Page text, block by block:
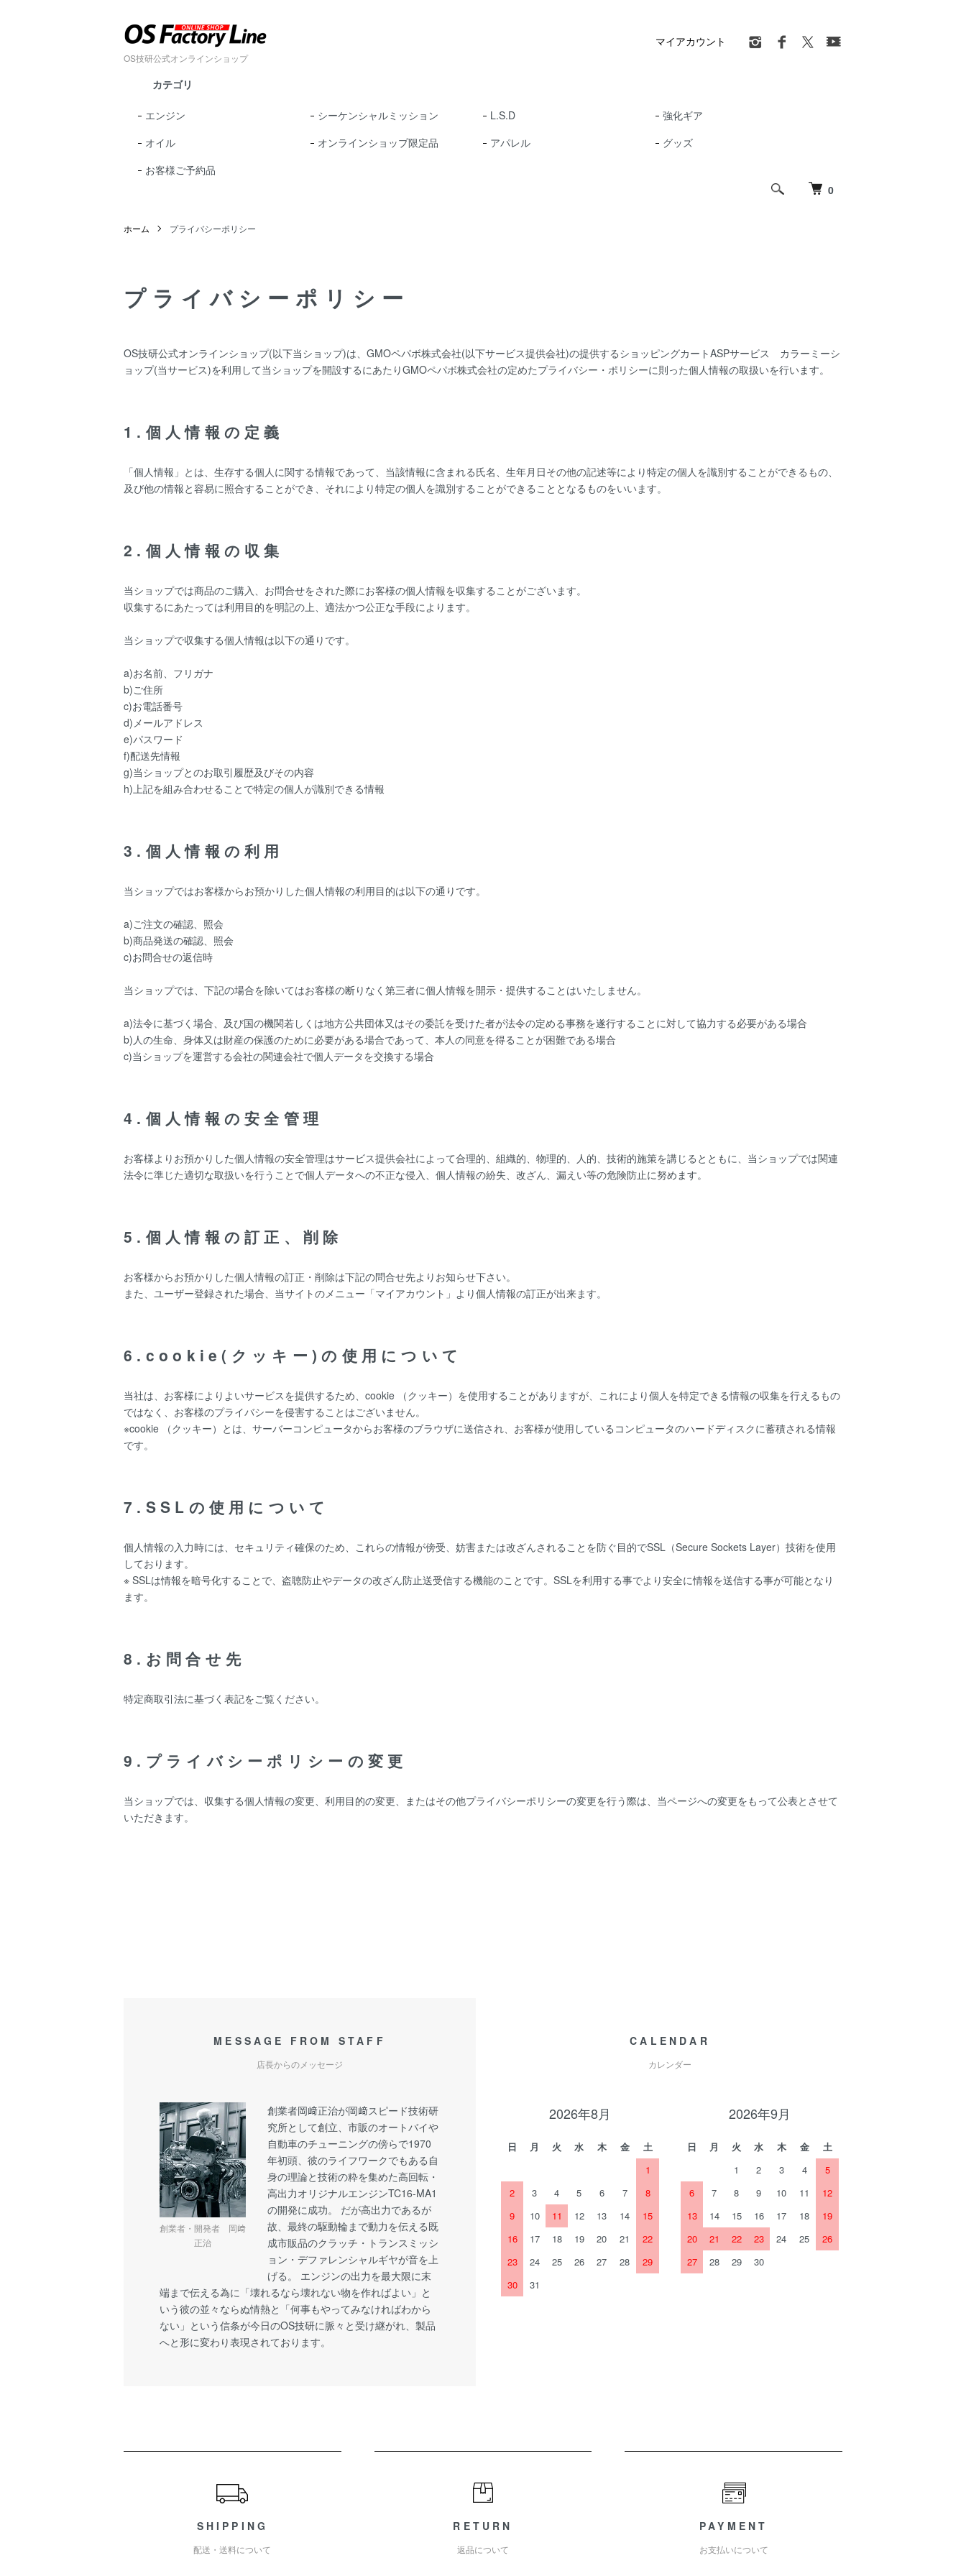
OS技研公式オンラインショップ
0
カテゴリ
エンジン シーケンシャルミッション L.S.D
強化ギア
オイル
オンラインショップ限定品 アパレル
グッズ
お客様ご予約品
マイアカウント
ホーム プライバシーポリシー
プライバシーポリシー
OS技研公式オンラインショップ(以下当ショップ)は、 GMOペパボ株式会社(以下サービス提供会社)の提供するショッピングカートASPサービス カラーミーシ
ョップ(当サービス)を利用して当ショップを開設するにあたりGMOペパボ株式会社の定めたプライバシー・ポリシーに則った個人情報の取扱いを行います。
1.個人情報の定義
「個人情報」とは、生存する個人に関する情報であって、当該情報に含まれる氏名、生年月日その他の記述等により特定の個人を識別することができるもの、
及び他の情報と容易に照合することができ、それにより特定の個人を識別することができることとなるものをいいます。
2.個人情報の収集
当ショップでは商品のご購入、お問合せをされた際にお客様の個人情報を収集することがございます。
収集するにあたっては利用目的を明記の上、適法かつ公正な手段によります。
当ショップで収集する個人情報は以下の通りです。
a)お名前、フリガナ
b)ご住所
c)お電話番号
d)メールアドレス
e)パスワード
f)配送先情報
g)当ショップとのお取引履歴及びその内容
h)上記を組み合わせることで特定の個人が識別できる情報
3.個人情報の利用
当ショップではお客様からお預かりした個人情報の利用目的は以下の通りです。
a)ご注文の確認、照会
b)商品発送の確認、照会
c)お問合せの返信時
当ショップでは、下記の場合を除いてはお客様の断りなく第三者に個人情報を開示・提供することはいたしません。
a)法令に基づく場合、及び国の機関若しくは地方公共団体又はその委託を受けた者が法令の定める事務を遂行することに対して協力する必要がある場合
b)人の生命、身体又は財産の保護のために必要がある場合であって、本人の同意を得ることが困難である場合
c)当ショップを運営する会社の関連会社で個人データを交換する場合
4.個人情報の安全管理
お客様よりお預かりした個人情報の安全管理はサービス提供会社によって合理的、組織的、物理的、人的、技術的施策を講じるとともに、当ショップでは関連
法令に準じた適切な取扱いを行うことで個人データへの不正な侵入、個人情報の紛失、改ざん、漏えい等の危険防止に努めます。
5.個人情報の訂正、削除
お客様からお預かりした個人情報の訂正・削除は下記の問合せ先よりお知らせ下さい。
また、ユーザー登録された場合、当サイトのメニュー「マイアカウント」より個人情報の訂正が出来ます。
6.cookie(クッキー)の使用について
当社は、お客様によりよいサービスを提供するため、cookie （クッキー）を使用することがありますが、これにより個人を特定できる情報の収集を行えるもの
ではなく、お客様のプライバシーを侵害することはございません。
※cookie （クッキー）とは、サーバーコンピュータからお客様のブラウザに送信され、お客様が使用しているコンピュータのハードディスクに蓄積される情報
です。
7.SSLの使用について
個人情報の入力時には、セキュリティ確保のため、これらの情報が傍受、妨害または改ざんされることを防ぐ目的でSSL（Secure Sockets Layer）技術を使用
しております。
※ SSLは情報を暗号化することで、盗聴防止やデータの改ざん防止送受信する機能のことです。SSLを利用する事でより安全に情報を送信する事が可能となり
ます。
8.お問合せ先
特定商取引法に基づく表記をご覧ください。
9.プライバシーポリシーの変更
当ショップでは、収集する個人情報の変更、利用目的の変更、またはその他プライバシーポリシーの変更を行う際は、当ページへの変更をもって公表とさせて
いただきます。
MESSAGE FROM STAFF
店長からのメッセージ
創業者・開発者 岡﨑
正治
創業者岡﨑正治が岡﨑スピード技術研
究所として創立、市販のオートバイや
自動車のチューニングの傍らで1970
年初頭、彼のライフワークでもある自
身の理論と技術の粋を集めた高回転・
高出力オリジナルエンジンTC16-MA1
の開発に成功。 だが高出力であるが
故、最終の駆動輪まで動力を伝える既
成市販品のクラッチ・トランスミッシ
ョン・デファレンシャルギヤが音を上
げる。 エンジンの出力を最大限に末
端まで伝える為に「壊れるなら壊れない物を作ればよい」と
いう彼の並々ならぬ情熱と「何事もやってみなければわから
ない」という信条が今日のOS技研に脈々と受け継がれ、製品
へと形に変わり表現されております。
CALENDAR
カレンダー
2026年8月
日 月 火 水 木 金
土
1
2
3 4 5 6 7
8
9
10 11 12 13 14
15
16
17 18 19 20 21
22
23
24 25 26 27 28
29
30
31
2026年9月
日 月 火 水 木 金
土
1
2 3 4
5
6
7 8 9 10 11
12
13
14 15 16 17 18
19
20
21 22 23 24 25
26
27
28 29 30
SHIPPING
配送・送料について
RETURN
返品について
PAYMENT
お支払いについて